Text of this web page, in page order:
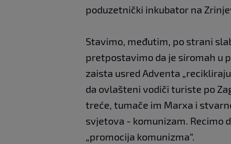
poduzetnički inkubator na
Stavimo, međutim, po strani
pretpostavimo da je siromah u
zaista usred Adventa
da ovlašteni vodiči turiste po
treće, tumače im Marxa i
svjetova - komunizam. Recimo
„promocija komunizma“.